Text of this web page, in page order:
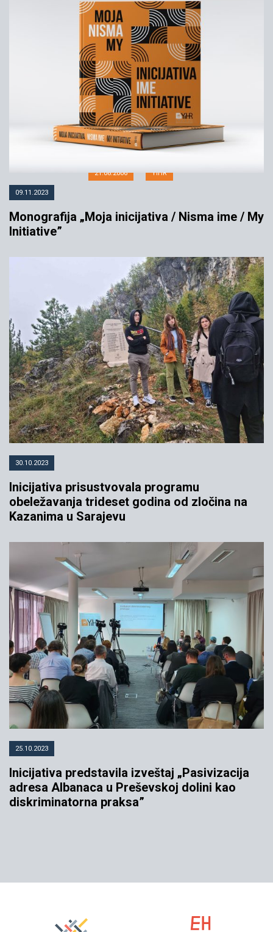
Inicijativa otvorila kancelariju u
Crnoj Gori
21.08.2006 YIHR
09.11.2023
Monografija „Moja inicijativa / Nisma ime / My
Initiative”
30.10.2023
Inicijativa prisustvovala programu
obeležavanja trideset godina od zločina na
Kazanima u Sarajevu
25.10.2023
Inicijativa predstavila izveštaj „Pasivizacija
adresa Albanaca u Preševskoj dolini kao
diskriminatorna praksa”